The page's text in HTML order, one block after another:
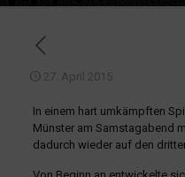
27. April 2015
In einem hart umkämpften
Münster am Samstagabend
dadurch wieder auf den